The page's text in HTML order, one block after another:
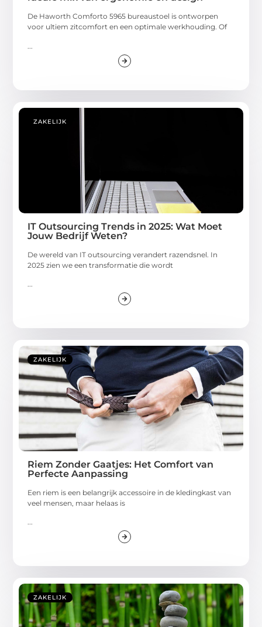
De Haworth Comforto 5965 bureaustoel is ontworpen
voor ultiem zitcomfort en een optimale werkhouding. Of
ZAKELIJK
IT Outsourcing Trends in 2025: Wat Moet
Jouw Bedrijf Weten?
De wereld van IT outsourcing verandert razendsnel. In
2025 zien we een transformatie die wordt
...
ZAKELIJK
Riem Zonder Gaatjes: Het Comfort van
Perfecte Aanpassing
Een riem is een belangrijk accessoire in de kledingkast van
veel mensen, maar helaas is
...
ZAKELIJK